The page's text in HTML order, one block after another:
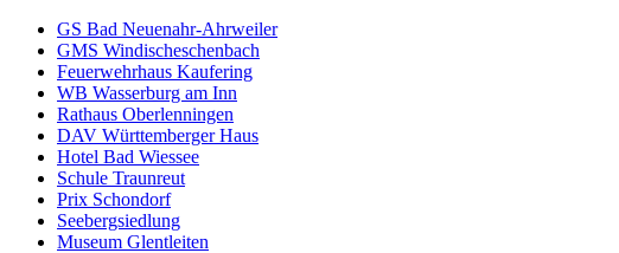
GS Bad Neuenahr-Ahrweiler
GMS Windischeschenbach
Feuerwehrhaus Kaufering
WB Wasserburg am Inn
Rathaus Oberlenningen
DAV Württemberger Haus
Hotel Bad Wiessee
Schule Traunreut
Prix Schondorf
Seebergsiedlung
Museum Glentleiten